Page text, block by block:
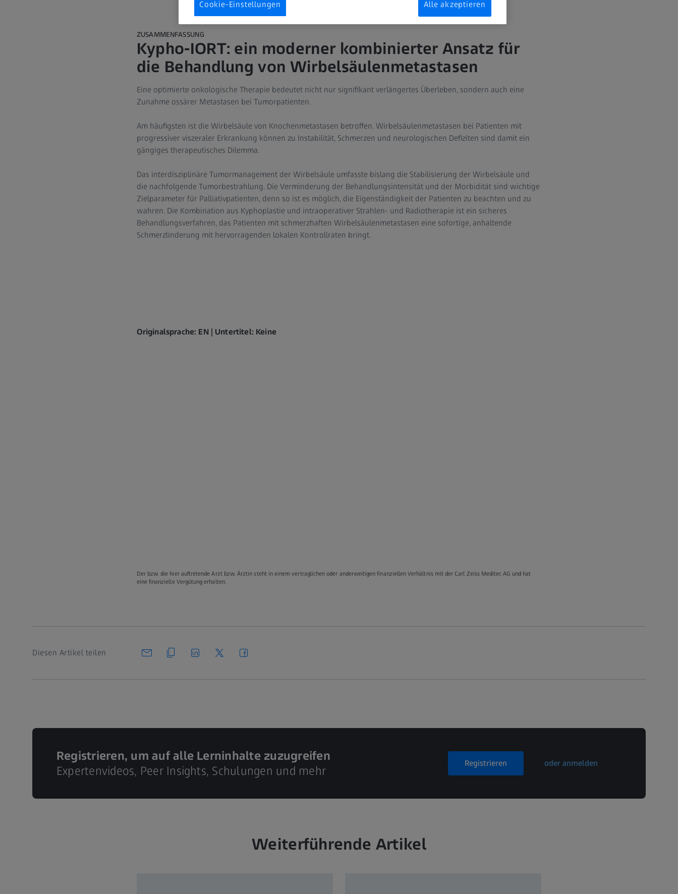
ZUSAMMENFASSUNG
Kypho-IORT: ein moderner kombinierter Ansatz für
die Behandlung von Wirbelsäulenmetastasen
Eine optimierte onkologische Therapie bedeutet nicht nur signifikant verlängertes Überleben, sondern auch eine
Zunahme ossärer Metastasen bei Tumorpatienten.
Am häufigsten ist die Wirbelsäule von Knochenmetastasen betroffen. Wirbelsäulenmetastasen bei Patienten mit
progressiver viszeraler Erkrankung können zu Instabilität, Schmerzen und neurologischen Defiziten sind damit ein
gängiges therapeutisches Dilemma.
Das interdisziplinäre Tumormanagement der Wirbelsäule umfasste bislang die Stabilisierung der Wirbelsäule und
die nachfolgende Tumorbestrahlung. Die Verminderung der Behandlungsintensität und der Morbidität sind wichtige
Zielparameter für Palliativpatienten, denn so ist es möglich, die Eigenständigkeit der Patienten zu beachten und zu
wahren. Die Kombination aus Kyphoplastie und intraoperativer Strahlen- und Radiotherapie ist ein sicheres
Behandlungsverfahren, das Patienten mit schmerzhaften Wirbelsäulenmetastasen eine sofortige, anhaltende
Schmerzlinderung mit hervorragenden lokalen Kontrollraten bringt.
Originalsprache: EN | Untertitel: Keine
Der bzw. die hier auftretende Arzt bzw. Ärztin steht in einem vertraglichen oder anderweitigen finanziellen Verhältnis mit der Carl Zeiss Meditec AG und hat
eine finanzielle Vergütung erhalten.
Diesen Artikel teilen
Registrieren, um auf alle Lerninhalte zuzugreifen
Expertenvideos, Peer Insights, Schulungen und mehr
Registrieren oder anmelden
Weiterführende Artikel
Cookie-Einstellungen Alle akzeptieren